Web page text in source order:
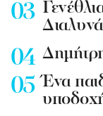
Διαλυνά
Ένα